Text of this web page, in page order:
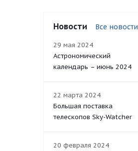
Новости Все новости
29 мая 2024
Астрономический
календарь – июнь 2024
22 марта 2024
Большая поставка
телескопов Sky-Watcher
20 февраля 2024